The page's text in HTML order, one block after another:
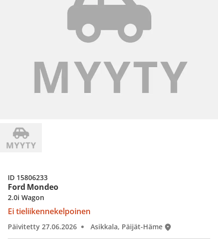
Ford Mondeo
2.0i Wagon
Ei tieliikennekelpoinen
Päivitetty 27.06.2026 Asikkala, Päijät-Häme
ID 15806233